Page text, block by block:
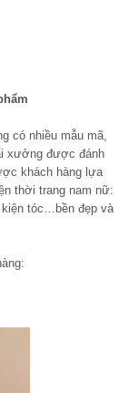
có nhiều mẫu mã,
xưởng được đánh
khách hàng lựa
thời trang nam nữ:
tóc…bền đẹp và